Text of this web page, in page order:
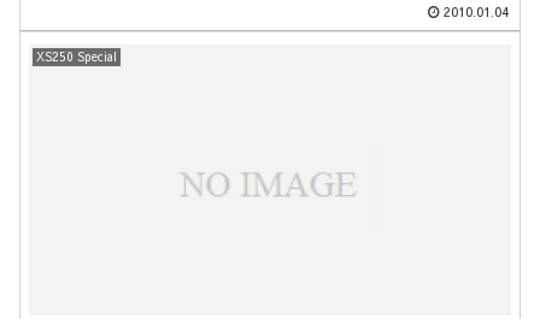
2010.01.04
XS250 Special